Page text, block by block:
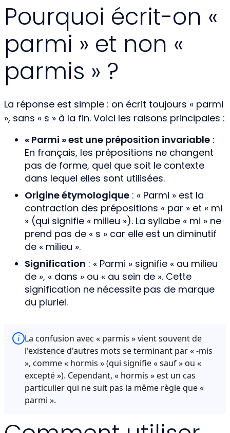
Pourquoi écrit-on «
parmi » et non «
parmis » ?
La réponse est simple : on écrit toujours « parmi
», sans « s » à la fin. Voici les raisons principales :
« Parmi » est une préposition invariable :
En français, les prépositions ne changent
pas de forme, quel que soit le contexte
dans lequel elles sont utilisées.
Origine étymologique : « Parmi » est la
contraction des prépositions « par » et « mi
» (qui signifie « milieu »). La syllabe « mi » ne
prend pas de « s » car elle est un diminutif
de « milieu ».
Signification : « Parmi » signifie « au milieu
de », « dans » ou « au sein de ». Cette
signification ne nécessite pas de marque
du pluriel.
i
La confusion avec « parmis » vient souvent de
l'existence d'autres mots se terminant par « -mis
», comme « hormis » (qui signifie « sauf » ou «
excepté »). Cependant, « hormis » est un cas
particulier qui ne suit pas la même règle que «
parmi ».